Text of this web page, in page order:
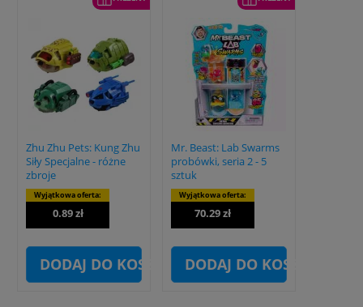
Zhu Zhu Pets: Kung Zhu
Siły Specjalne - różne
zbroje
Wyjątkowa oferta:
0.89 zł
DODAJ DO KOSZYKA
Mr. Beast: Lab Swarms
probówki, seria 2 - 5
sztuk
Wyjątkowa oferta:
70.29 zł
DODAJ DO KOSZYKA